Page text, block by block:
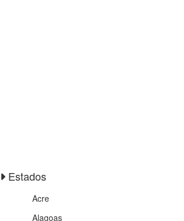
Estados
Acre
Alagoas